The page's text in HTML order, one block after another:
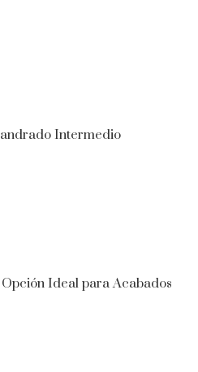
Intermedio
Ideal para Acabados